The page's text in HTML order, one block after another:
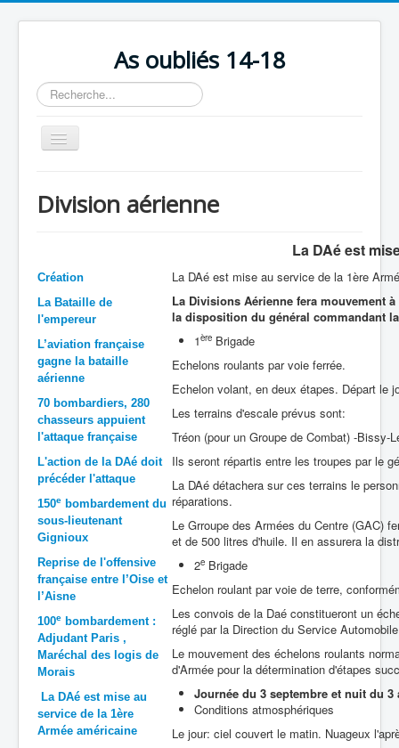
As oubliés 14-18
Rechercher
Basculer
la
Chronologie
Organisation
Avions
Formation
Doctrines
Batailles
Les As
Cahiers des As
Division aérienne
La DAé est
Création
La Bataille de
l'empereur
L’aviation française
gagne la bataille
aérienne
70 bombardiers, 280
chasseurs appuient
l'attaque française
L'action de la DAé doit
précéder l'attaque
150e bombardement du
sous-lieutenant
Gignioux
Reprise de l'offensive
française entre l’Oise et
l’Aisne
100e bombardement :
Adjudant Paris ,
Maréchal des logis de
Morais
La DAé est mise au
service de la 1ère
Armée américaine
La DAé est mise au service de la 1ère
La Divisions Aérienne fera mouvement
la disposition du général commandant
1ère Brigade
Echelons roulants par voie ferrée.
Echelon volant, en deux étapes. Départ le
Les terrains d'escale prévus sont:
Tréon (pour un Groupe de Combat) -Bissy-
Ils seront répartis entre les troupes par le
La DAé détachera sur ces terrains le
réparations.
Le Grroupe des Armées du Centre (GAC)
et de 500 litres d'huile. Il en assurera la
2e Brigade
Echelon roulant par voie de terre,
Les convois de la Daé constitueront un
réglé par la Direction du Service
Le mouvement des échelons roulants
d'Armée pour la détermination d'étapes
Journée du 3 septembre et nuit du 3
Conditions atmosphériques
Le jour: ciel couvert le matin. Nuageux